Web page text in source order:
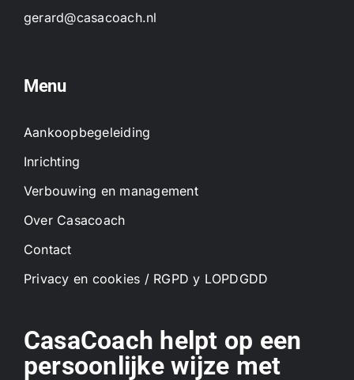
gerard@casacoach.nl
Menu
Aankoopbegeleiding
Inrichting
Verbouwing en management
Over Casacoach
Contact
Privacy en cookies / RGPD y LOPDGDD
CasaCoach helpt op een
persoonlijke wijze met